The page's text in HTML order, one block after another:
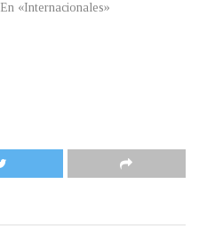
En «Internacionales»